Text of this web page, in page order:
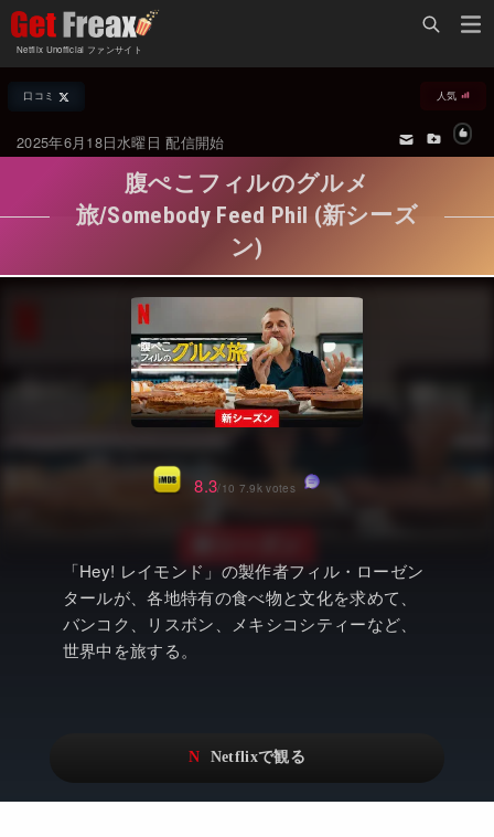
Netflix Unofficial ファンサイト
Netflix新着作品
オールジャンル
海外ドラマ・シリーズ
国内TV番組・ドラマ
国内映画
アジアTV番組・ドラマ
アニメ
Netflixオリジナル作品
リアリティ
配信終了予定の作品
海外ドラマ・ラインナップ
Netflix 人気ランキング
Netflix 全作品ラインナップ
Netflix配信作品カスタム検索
トレンド
Netflix・VOD総合News
Netflix Video
…
口コミ 人気
2025年6月18日水曜日 配信開始
腹ぺこフィルのグルメ
旅/Somebody Feed Phil (新シーズ
ン)
「Hey! レイモンド」の製作者フィル・ローゼン
タールが、各地特有の食べ物と文化を求めて、
バンコク、リスボン、メキシコシティーなど、
世界中を旅する。
8.3/10 7.9k votes